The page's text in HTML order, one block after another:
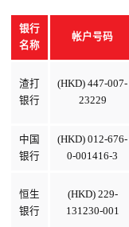
银行
名称
帐户号码
渣打
银行
(HKD) 447-007-
23229
中国
银行
(HKD) 012-676-
0-001416-3
恒生
银行
(HKD) 229-
131230-001